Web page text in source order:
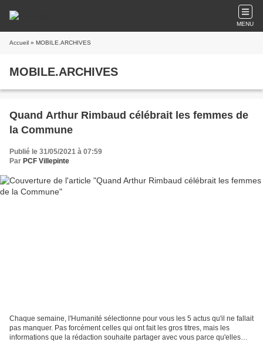
MENU
Accueil » MOBILE.ARCHIVES
MOBILE.ARCHIVES
Quand Arthur Rimbaud célébrait les femmes de
la Commune
Publié le 31/05/2021 à 07:59
Par PCF Villepinte
Chaque semaine, l'Humanité sélectionne pour vous les 5 actus qu'il ne fallait
pas manquer. Pas forcément celles qui ont fait les gros titres, mais les
informations que la rédaction souhaite partager avec vous parce qu'elles